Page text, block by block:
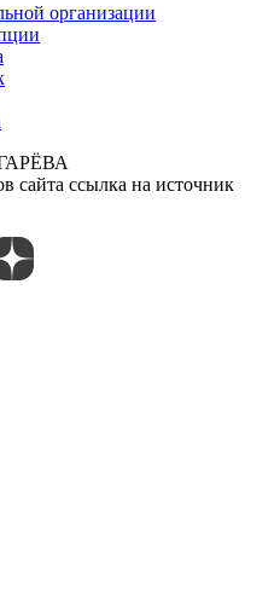
организации
сайта ссылка на источник